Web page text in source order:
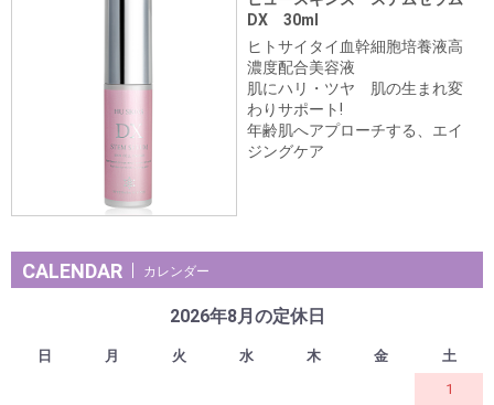
DX 30ml
ヒトサイタイ血幹細胞培養液高
濃度配合美容液
肌にハリ・ツヤ 肌の生まれ変
わりサポート!
年齢肌へアプローチする、エイ
ジングケア
CALENDAR カレンダー
2026年8月の定休日
日 月 火 水 木 金
土
1